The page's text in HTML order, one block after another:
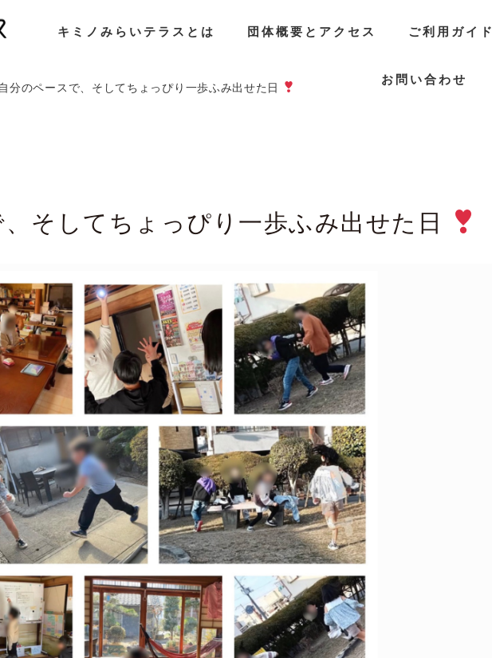
キミノみらいテラスとは 団体概要とアクセス ご利用ガイド
お問い合わせ
自分のペースで、そしてちょっぴり一歩ふみ出せた日
そしてちょっぴり一歩ふみ出せた日